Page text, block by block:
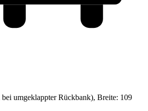
umgeklappter Rückbank), Breite: 109